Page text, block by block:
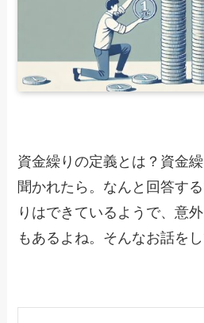
資金繰りの定義とは？資金
聞かれたら。なんと回答す
りはできているようで、意
もあるよね。そんなお話をし